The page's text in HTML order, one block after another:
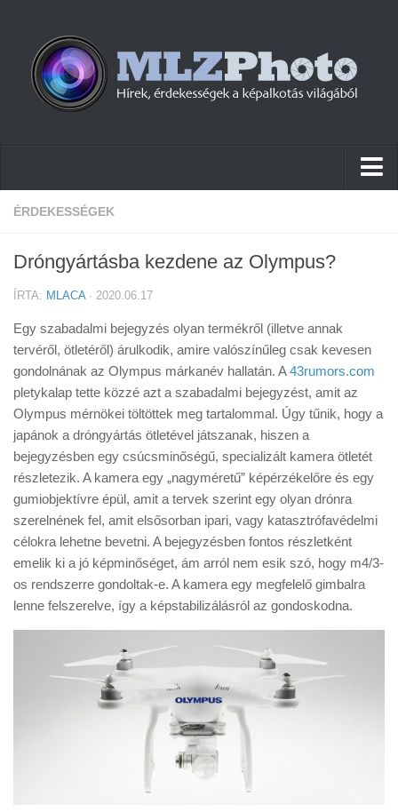
Hírek
Cikkek
Firmware
Tudástár
Tanácsok
Érdekességek
Helyszíni Riport
E-BB
ÉRDEKESSÉGEK
Dróngyártásba kezdene az Olympus?
ÍRTA: MLACA· 2020.06.17
Egy szabadalmi bejegyzés olyan termékről (illetve annak
tervéről, ötletéről) árulkodik, amire valószínűleg csak kevesen
gondolnának az Olympus márkanév hallatán. A43rumors.com
pletykalap tette közzé azt a szabadalmi bejegyzést, amit az
Olympus mérnökei töltöttek meg tartalommal. Úgy tűnik, hogy a
japánok a dróngyártás ötletével játszanak, hiszen a
bejegyzésben egy csúcsminőségű, specializált kamera ötletét
részletezik. A kamera egy „nagyméretű” képérzékelőre és egy
gumiobjektívre épül, amit a tervek szerint egy olyan drónra
szerelnének fel, amit elsősorban ipari, vagy katasztrófavédelmi
célokra lehetne bevetni. A bejegyzésben fontos részletként
emelik ki a jó képminőséget, ám arról nem esik szó, hogy m4/3-
os rendszerre gondoltak-e. A kamera egy megfelelő gimbalra
lenne felszerelve, így a képstabilizálásról az gondoskodna.